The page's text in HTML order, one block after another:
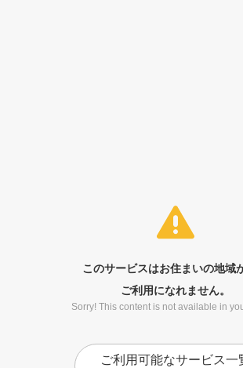
このサービスはお住まいの地域
ご利用になれません。
Sorry! This content is not available in
ご利用可能なサービス一